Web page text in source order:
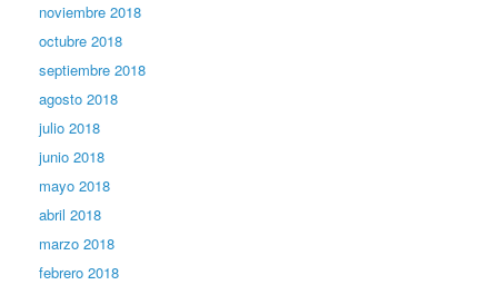
noviembre 2018
octubre 2018
septiembre 2018
agosto 2018
julio 2018
junio 2018
mayo 2018
abril 2018
marzo 2018
febrero 2018